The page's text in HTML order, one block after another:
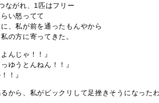
ながれ、1匹はフリー
い怒ってて
、私が前を通ったもんやから
の方に寄ってきた。
んじゃ！！』
ゆうとんねん！！』
！』
から、私がビックリして足挫きそうになった